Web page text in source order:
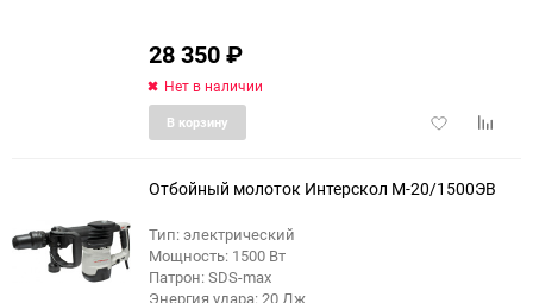
28 350₽
Нет в наличии
Добавить
В корзину
Отбойный молоток Интерскол М-20/1500ЭВ
Тип: электрический
Мощность: 1500 Вт
Патрон: SDS-max
Энергия удара: 20 Дж